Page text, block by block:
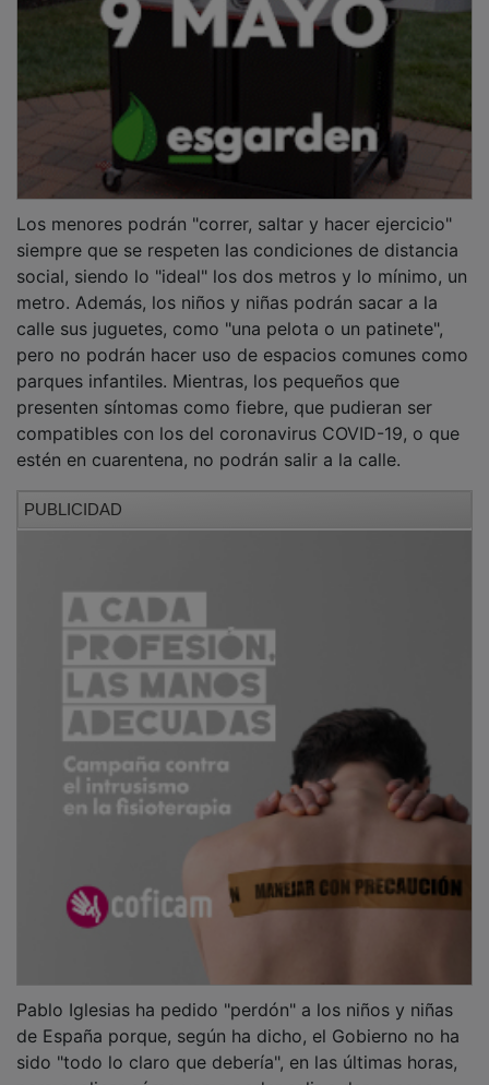
siempre que se respeten las condiciones de distancia
social, siendo lo "ideal" los dos metros y lo mínimo, un
metro. Además, los niños y niñas podrán sacar a la
calle sus juguetes, como "una pelota o un patinete",
pero no podrán hacer uso de espacios comunes como
parques infantiles. Mientras, los pequeños que
presenten síntomas como fiebre, que pudieran ser
compatibles con los del coronavirus COVID-19, o que
estén en cuarentena, no podrán salir a la calle.
de España porque, según ha dicho, el Gobierno no ha
sido "todo lo claro que debería", en las últimas horas,
para explicar cómo van a poder salir a dar paseos.